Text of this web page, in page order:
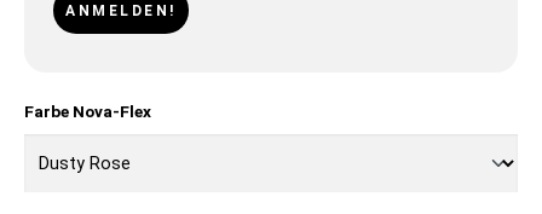
ANMELDEN!
Farbe Nova-Flex